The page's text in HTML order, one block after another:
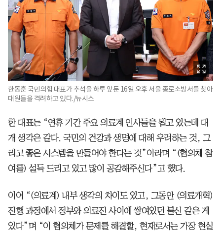
한동훈 국민의힘 대표가 추석을 하루 앞둔 16일 오후 서울 종로소방서를 찾아
대원들을 격려하고 있다./뉴시스
한 대표는 “연휴 기간 주요 의료계 인사들을 뵙고 있는데 대
개 생각은 같다. 국민의 건강과 생명에 대해 우려하는 것, 그
리고 좋은 시스템을 만들어야 한다는 것”이라며 “(협의체 참
여를) 설득 드리고 있고 많이 공감해주신다”고 했다.
이어 “(의료계) 내부 생각의 차이도 있고, 그동안 (의료개혁)
진행 과정에서 정부와 의료진 사이에 쌓여있던 불신 같은 게
있다”며 “이 협의체가 문제를 해결할, 현재로서는 가장 현실